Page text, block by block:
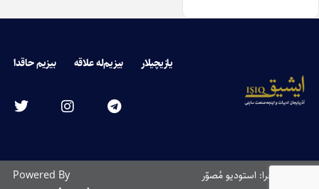
یازیچیلار بیزیم‌له علاقه بیزیم حاقدا
طراحی و اجرا: استودیو مُصوّر Powered By